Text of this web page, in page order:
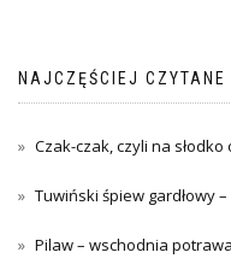
NAJCZĘŚCIEJ CZYTANE
Czak-czak, czyli na
Tuwiński śpiew gardłowy
Pilaw – wschodnia